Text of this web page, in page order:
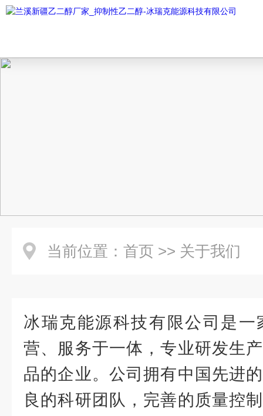
当前位置： 首页 >> 关于我们
冰瑞克能源科技有限公司是
营、服务于一体，专业研发生产
品的企业。公司拥有中国先进的
良的科研团队，完善的质量控